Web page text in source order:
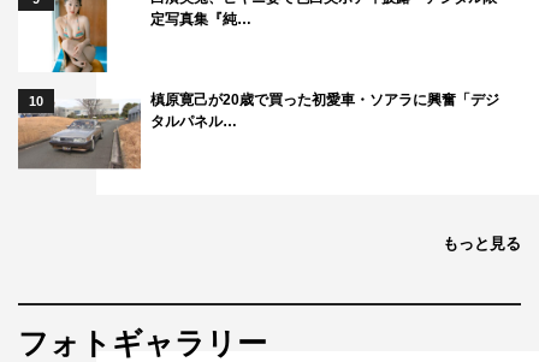
定写真集『純…
10
槙原寛己が20歳で買った初愛車・ソアラに興奮「デジ
タルパネル…
もっと見る
フォトギャラリー